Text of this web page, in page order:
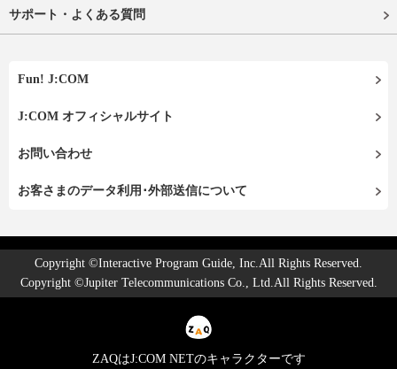
サポート・よくある質問
Fun! J:COM
J:COM オフィシャルサイト
お問い合わせ
お客さまのデータ利用･外部送信について
Copyright ©Interactive Program Guide, Inc.All Rights Reserved.
Copyright ©Jupiter Telecommunications Co., Ltd.All Rights Reserved.
ZAQはJ:COM NETのキャラクターです